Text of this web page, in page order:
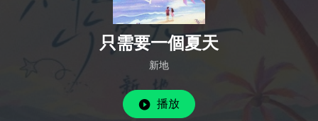
只需要一個夏天
新地
播放